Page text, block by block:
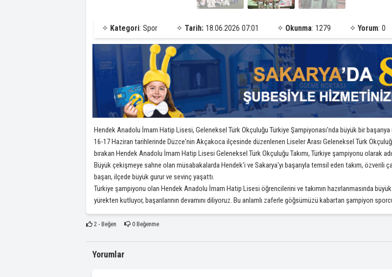
✧ Kategori: Spor ✧ Tarih: 18.06.2026 07:01 ✧ Okunma: 1279 ✧ Yorum: 0
Hendek Anadolu İmam Hatip Lisesi, Geleneksel Türk Okçuluğu Türkiye Şampiyonası'nda büyük bir başarıya
16-17 Haziran tarihlerinde Düzce'nin Akçakoca ilçesinde düzenlenen Liseler Arası Geleneksel Türk
bırakan Hendek Anadolu İmam Hatip Lisesi Geleneksel Türk Okçuluğu Takımı, Türkiye şampiyonu olarak
Büyük çekişmeye sahne olan müsabakalarda Hendek'i ve Sakarya'yı başarıyla temsil eden takım, özverili
başarı, ilçede büyük gurur ve sevinç yaşattı.
Türkiye şampiyonu olan Hendek Anadolu İmam Hatip Lisesi öğrencilerini ve takımın hazırlanmasında
yürekten kutluyor, başarılarının devamını diliyoruz. Bu anlamlı zaferle göğsümüzü kabartan şampiyon
2- Beğen 0Beğenme
Yorumlar